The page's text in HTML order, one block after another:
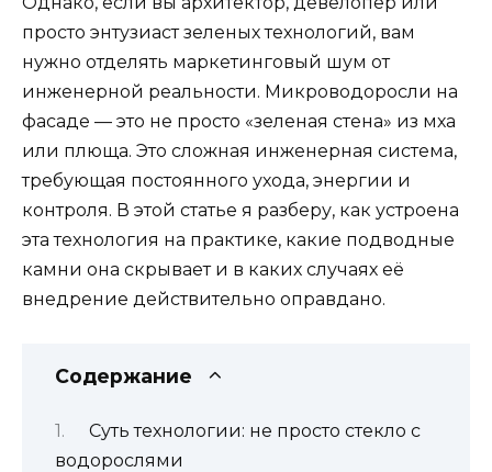
просто энтузиаст зеленых технологий, вам
нужно отделять маркетинговый шум от
инженерной реальности. Микроводоросли на
фасаде — это не просто «зеленая стена» из мха
или плюща. Это сложная инженерная система,
требующая постоянного ухода, энергии и
контроля. В этой статье я разберу, как устроена
эта технология на практике, какие подводные
камни она скрывает и в каких случаях её
внедрение действительно оправдано.
Содержание
Суть технологии: не просто стекло с
водорослями